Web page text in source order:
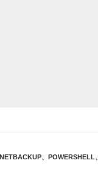
NETBACKUP、 POWERSHELL、